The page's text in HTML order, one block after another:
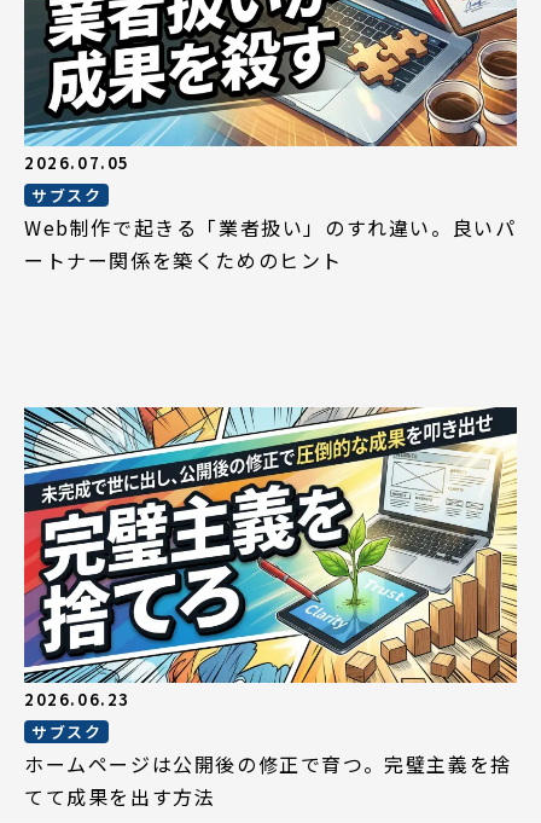
2026.07.05
サブスク
Web制作で起きる「業者扱い」のすれ違い。良いパ
ートナー関係を築くためのヒント
2026.06.23
サブスク
ホームページは公開後の修正で育つ。完璧主義を捨
てて成果を出す方法